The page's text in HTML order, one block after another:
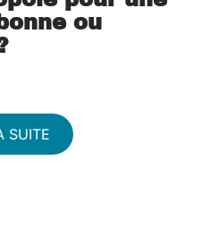
ou
SUITE